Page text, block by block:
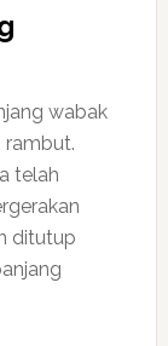
wabak
rambut.
telah
ditutup